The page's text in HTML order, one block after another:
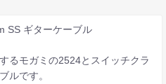
SS ギターケーブル
るモガミの2524とスイッチクラ
ルです。